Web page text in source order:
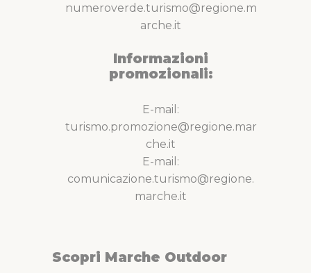
numeroverde.turismo@regione.m
arche.it
Informazioni
promozionali:
E-mail:
turismo.promozione@regione.mar
che.it
E-mail:
comunicazione.turismo@regione.
marche.it
Scopri Marche Outdoor